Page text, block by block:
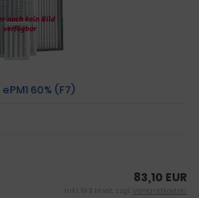
60% (F7)
83,10 EUR
inkl. 19 % MwSt. zzgl. Versandkosten